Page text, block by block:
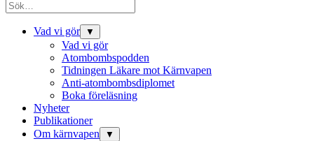
Vad vi gör ▼
Vad vi gör
Atombombspodden
Tidningen Läkare mot Kärnvapen
Anti-atombombsdiplomet
Boka föreläsning
Nyheter
Publikationer
Om kärnvapen
▼